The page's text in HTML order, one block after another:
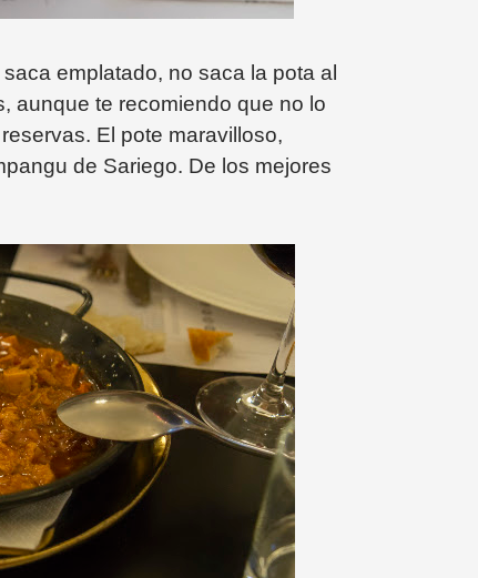
emplatado, no saca la pota al
aunque te recomiendo que no lo
El pote maravilloso,
de Sariego. De los mejores